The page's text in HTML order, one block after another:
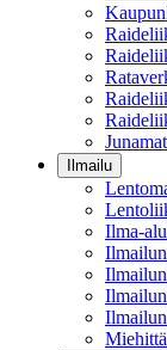
Ilmailu
Ilma-